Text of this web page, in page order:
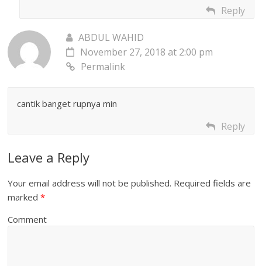
Reply
ABDUL WAHID
November 27, 2018 at 2:00 pm
Permalink
cantik banget rupnya min
Reply
Leave a Reply
Your email address will not be published. Required fields are
marked*
Comment